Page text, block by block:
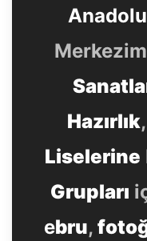
Anadolu
Hazırlık,
Liselerine
Grupları
ebru,